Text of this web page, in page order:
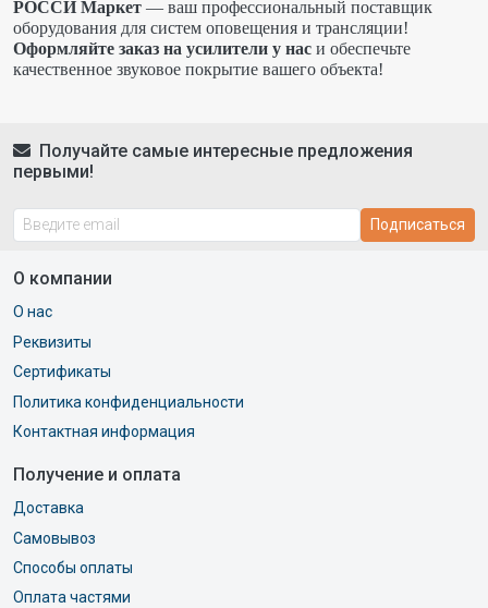
РОССИ Маркет — ваш профессиональный поставщик
оборудования для систем оповещения и трансляции!
Оформляйте заказ на усилители у нас и обеспечьте
качественное звуковое покрытие вашего объекта!
Получайте самые интересные предложения
первыми!
Подписаться
О компании
О нас
Реквизиты
Сертификаты
Политика конфиденциальности
Контактная информация
Получение и оплата
Доставка
Самовывоз
Способы оплаты
Оплата частями